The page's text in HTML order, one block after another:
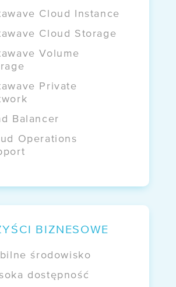
Cloud Instance
Cloud Storage
Volume
Private
Balancer
Operations
BIZNESOWE
środowisko
dostępność